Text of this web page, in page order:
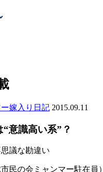
嫁入り日記 2015.09.11
意識高い系”？
議な勘違い
市民の会ミャンマー駐在員）